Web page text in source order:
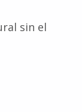
sin el